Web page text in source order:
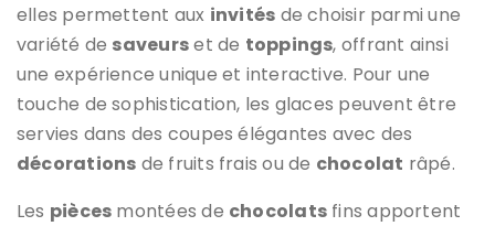
elles permettent aux invités de choisir parmi une
variété de saveurset de toppings, offrant ainsi
une expérience unique et interactive. Pour une
touche de sophistication, les glaces peuvent être
servies dans des coupes élégantes avec des
décorations de fruits frais ou de chocolat râpé.
Les pièces montées de chocolats fins apportent